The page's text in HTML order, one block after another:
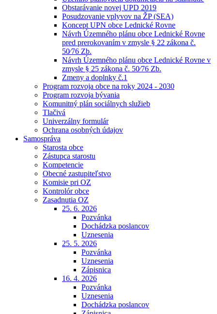
Obstarávanie novej UPD 2019
Posudzovanie vplyvov na ŽP (SEA)
Koncept UPN obce Lednické Rovne
Návrh Územného plánu obce Lednické Rovne
pred prerokovaním v zmysle § 22 zákona č.
50⁄76 Zb.
Návrh Územného plánu obce Lednické Rovne v
zmysle § 25 zákona č. 50⁄76 Zb.
Zmeny a doplnky č.1
Program rozvoja obce na roky 2024 - 2030
Program rozvoja bývania
Komunitný plán sociálnych služieb
Tlačivá
Univerzálny formulár
Ochrana osobných údajov
Samospráva
Starosta obce
Zástupca starostu
Kompetencie
Obecné zastupiteľstvo
Komisie pri OZ
Kontrolór obce
Zasadnutia OZ
25. 6. 2026
Pozvánka
Dochádzka poslancov
Uznesenia
25. 5. 2026
Pozvánka
Uznesenia
Zápisnica
16. 4. 2026
Pozvánka
Uznesenia
Dochádzka poslancov